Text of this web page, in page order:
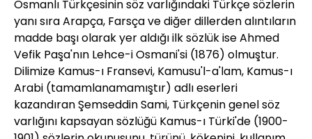
Osmanlı Türkçesinin söz varlığındaki Türkçe sözlerin
yanı sıra Arapça, Farsça ve diğer dillerden alıntıların
madde başı olarak yer aldığı ilk sözlük ise Ahmed
Vefik Paşa'nın Lehce-i Osmani'si (1876) olmuştur.
Dilimize Kamus-ı Fransevi, Kamusu'l-a'lam, Kamus-ı
Arabi (tamamlanamamıştır) adlı eserleri
kazandıran Şemseddin Sami, Türkçenin genel söz
varlığını kapsayan sözlüğü Kamus-ı Türki'de (1900-